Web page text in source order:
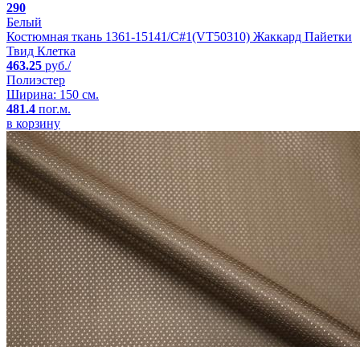
290
Белый
Костюмная ткань 1361-15141/C#1(VT50310) Жаккард Пайетки
Твид Клетка
463.25 руб./
Полиэстер
Ширина: 150 см.
481.4 пог.м.
в корзину